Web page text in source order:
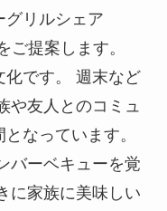
グリルシェア
ご提案します。
化です。 週末など
や友人とのコミュ
なっています。
バーベキューを覚
に家族に美味しい